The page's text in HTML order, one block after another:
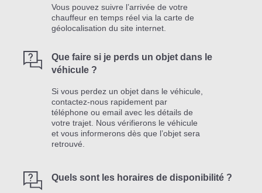
Vous pouvez suivre l’arrivée de votre
chauffeur en temps réel via la carte de
géolocalisation du site internet.
Que faire si je perds un objet dans le
véhicule ?
Si vous perdez un objet dans le véhicule,
contactez-nous rapidement par
téléphone ou email avec les détails de
votre trajet. Nous vérifierons le véhicule
et vous informerons dès que l’objet sera
retrouvé.
Quels sont les horaires de disponibilité ?